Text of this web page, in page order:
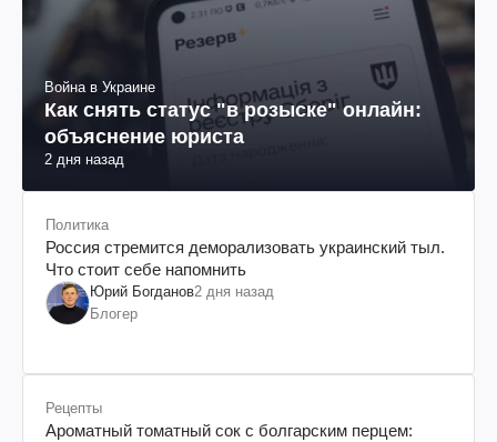
Война в Украине
Как снять статус "в розыске" онлайн:
объяснение юриста
2 дня назад
Политика
Россия стремится деморализовать украинский тыл.
Что стоит себе напомнить
Юрий Богданов2 дня назад
Блогер
Рецепты
Ароматный томатный сок с болгарским перцем: